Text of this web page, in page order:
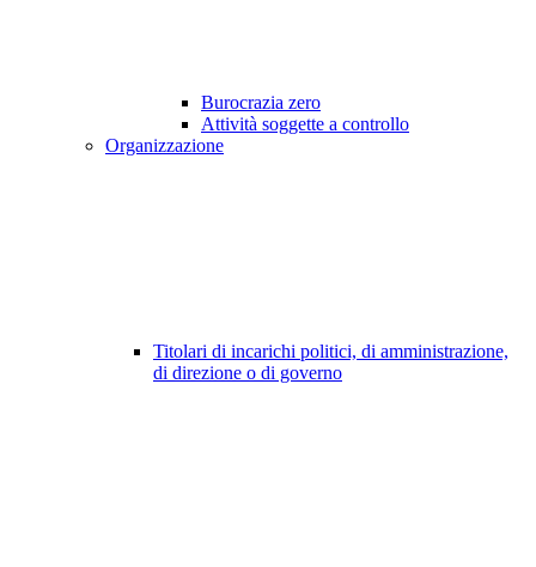
Burocrazia zero
Attività soggette a controllo
Organizzazione
Titolari di incarichi politici, di amministrazione,
di direzione o di governo